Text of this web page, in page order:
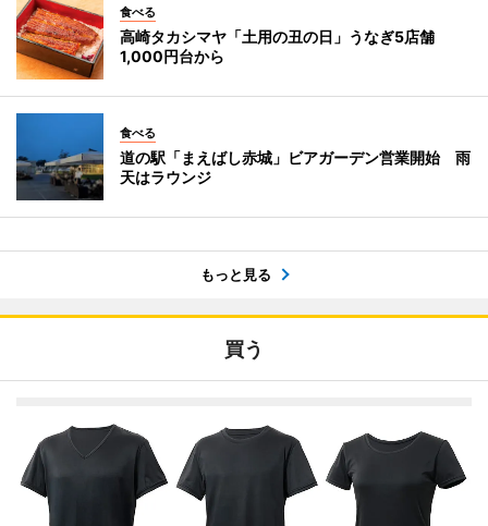
食べる
高崎タカシマヤ「土用の丑の日」うなぎ5店舗
1,000円台から
食べる
道の駅「まえばし赤城」ビアガーデン営業開始 雨
天はラウンジ
もっと見る
買う